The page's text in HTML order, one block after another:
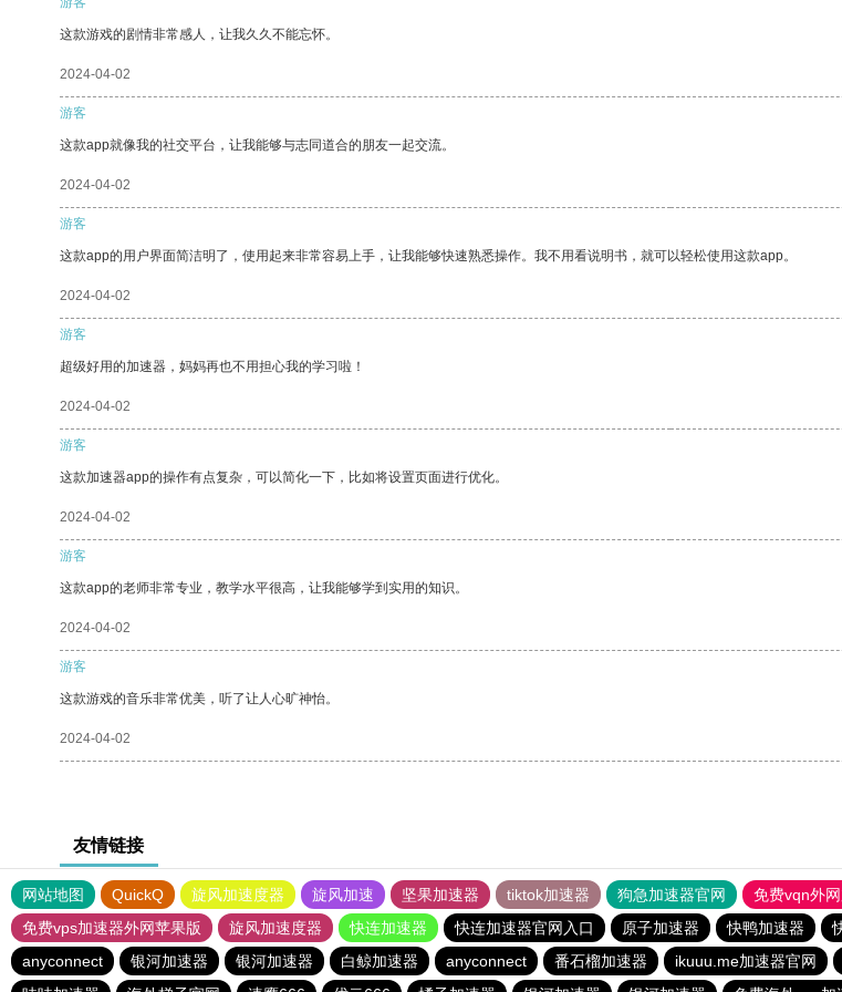
这款游戏的剧情非常感人，让我久久不能忘怀。
2024-04-02
游客
这款app就像我的社交平台，让我能够与志同道合的朋友一起交流。
2024-04-02
游客
这款app的用户界面简洁明了，使用起来非常容易上手，让我能够快速熟悉操作。我不用看说明书，就可以轻松使用这款app。
2024-04-02
游客
超级好用的加速器，妈妈再也不用担心我的学习啦！
2024-04-02
游客
这款加速器app的操作有点复杂，可以简化一下，比如将设置页面进行优化。
2024-04-02
游客
这款app的老师非常专业，教学水平很高，让我能够学到实用的知识。
2024-04-02
游客
这款游戏的音乐非常优美，听了让人心旷神怡。
2024-04-02
友情链接
网站地图 QuickQ 旋风加速度器 旋风加速 坚果加速器 tiktok加速器 狗急加速器官网 免费vqn外
免费vps加速器外网苹果版
旋风加速度器 快连加速器 快连加速器官网入口 原子加速器 快鸭加速器
anyconnect
银河加速器 银河加速器 白鲸加速器 anyconnect 番石榴加速器 ikuuu.me加速器官网